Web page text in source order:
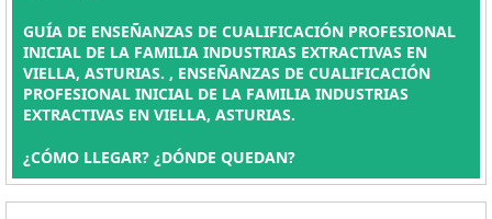
GUÍA DE ENSEÑANZAS DE CUALIFICACIÓN PROFESIONAL
INICIAL DE LA FAMILIA INDUSTRIAS EXTRACTIVAS EN
VIELLA, ASTURIAS. , ENSEÑANZAS DE CUALIFICACIÓN
PROFESIONAL INICIAL DE LA FAMILIA INDUSTRIAS
EXTRACTIVAS EN VIELLA, ASTURIAS.
¿CÓMO LLEGAR? ¿DÓNDE QUEDAN?